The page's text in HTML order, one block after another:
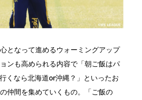
となって進めるウォーミングアップ
ンも高められる内容で「朝ご飯はパ
くなら北海道or沖縄？」といったお
仲間を集めていくもの。「ご飯の